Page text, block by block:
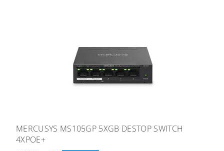
MERCUSYS MS105GP 5XGB DESTOP SWITCH
4XPOE+